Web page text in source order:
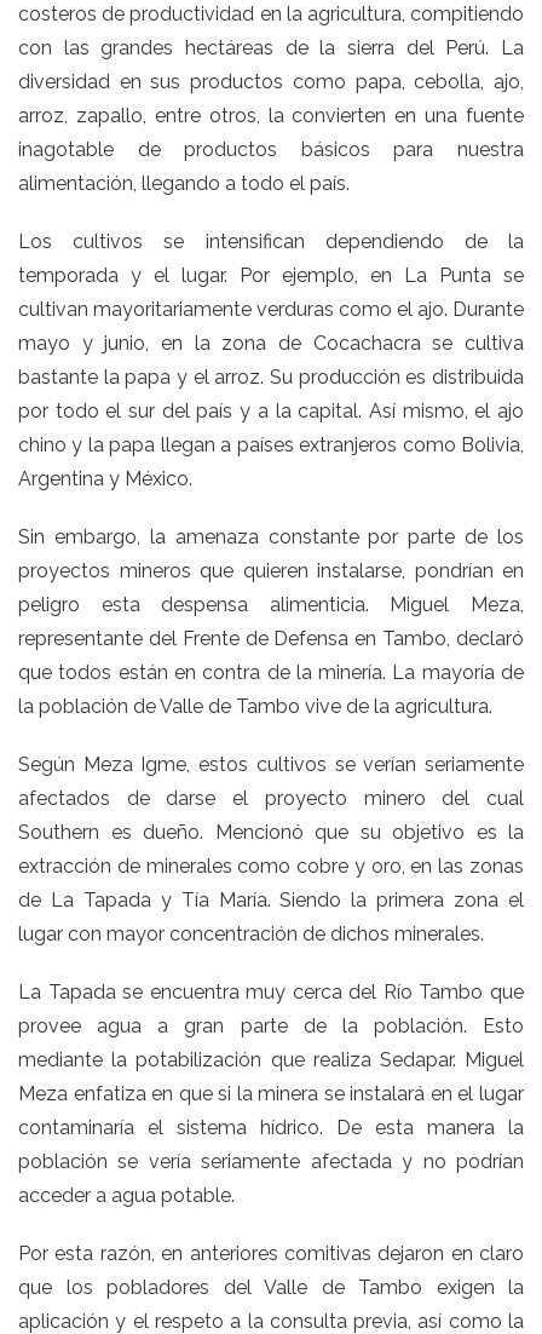
costeros de productividad en la agricultura, compitiendo
con las grandes hectáreas de la sierra del Perú. La
diversidad en sus productos como papa, cebolla, ajo,
arroz, zapallo, entre otros, la convierten en una fuente
inagotable de productos básicos para nuestra
alimentación, llegando a todo el país.
Los cultivos se intensifican dependiendo de la
temporada y el lugar. Por ejemplo, en La Punta se
cultivan mayoritariamente verduras como el ajo. Durante
mayo y junio, en la zona de Cocachacra se cultiva
bastante la papa y el arroz. Su producción es distribuida
por todo el sur del país y a la capital. Así mismo, el ajo
chino y la papa llegan a países extranjeros como Bolivia,
Argentina y México.
Sin embargo, la amenaza constante por parte de los
proyectos mineros que quieren instalarse, pondrían en
peligro esta despensa alimenticia. Miguel Meza,
representante del Frente de Defensa en Tambo, declaró
que todos están en contra de la minería. La mayoría de
la población de Valle de Tambo vive de la agricultura.
Según Meza Igme, estos cultivos se verían seriamente
afectados de darse el proyecto minero del cual
Southern es dueño. Mencionó que su objetivo es la
extracción de minerales como cobre y oro, en las zonas
de La Tapada y Tía María. Siendo la primera zona el
lugar con mayor concentración de dichos minerales.
La Tapada se encuentra muy cerca del Río Tambo que
provee agua a gran parte de la población. Esto
mediante la potabilización que realiza Sedapar. Miguel
Meza enfatiza en que si la minera se instalará en el lugar
contaminaría el sistema hídrico. De esta manera la
población se vería seriamente afectada y no podrían
acceder a agua potable.
Por esta razón, en anteriores comitivas dejaron en claro
que los pobladores del Valle de Tambo exigen la
aplicación y el respeto a la consulta previa, así como la